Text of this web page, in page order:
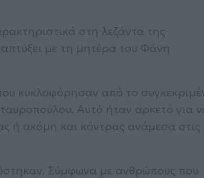
στη λεζάντα της
με τη μητέρα του Φάνη
κυκλοφόρησαν από το
Αυτό ήταν αρκετό για
ή ακόμη και κόντρας ανάμεσα στις
Σύμφωνα με ανθρώπους που